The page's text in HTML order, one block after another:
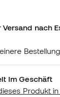
Versand nach
im Geschäft
Produkt